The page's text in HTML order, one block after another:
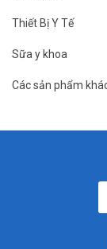
Thiết Bị Y Tế
Sữa y khoa
Các sản phẩm